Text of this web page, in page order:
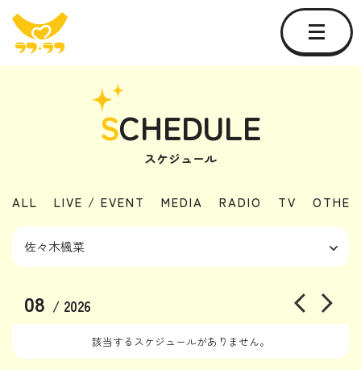
SCHEDULE
スケジュール
ALL LIVE / EVENT MEDIA RADIO TV OTHER
08 / 2026
該当するスケジュールがありません。